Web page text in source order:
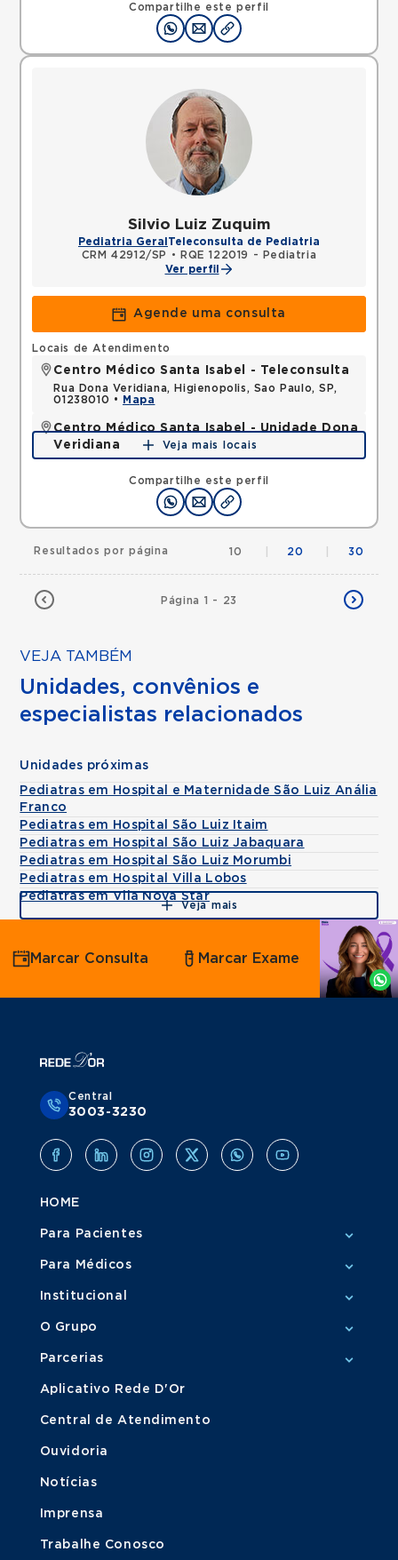
Compartilhe este perfil
Silvio Luiz Zuquim
Pediatria Geral Teleconsulta de Pediatria
CRM 42912/SP
•
RQE 122019 - Pediatria
Ver perfil
Agende uma consulta
Compartilhe este perfil
Locais de Atendimento
Centro Médico Santa Isabel - Teleconsulta
Rua Dona Veridiana, Higienopolis, Sao Paulo, SP,
01238010 •
Mapa
Centro Médico Santa Isabel - Unidade Dona
Veridiana
Rua Dona Veridiana, Vila Buarque, Sao Paulo, SP,
Mapa
Veja mais locais
Página 1 - 23
Resultados por página 10 20 30
VEJA TAMBÉM
Unidades, convênios e
especialistas relacionados
Unidades próximas
Pediatras em Hospital e Maternidade São Luiz Anália
Franco
Pediatras em Hospital São Luiz Itaim
Pediatras em Hospital São Luiz Jabaquara
Pediatras em Hospital São Luiz Morumbi
Pediatras em Hospital Villa Lobos
Pediatras em Vila Nova Star
Veja mais
Agende
por
Whatsapp
Marcar Consulta Marcar Exame
Central
3003-3230
HOME
Para Pacientes
Para Médicos
Institucional
O Grupo
Parcerias
Aplicativo Rede D'Or
Central de Atendimento
Ouvidoria
Notícias
Imprensa
Trabalhe Conosco